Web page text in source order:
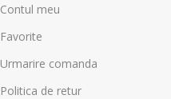
Contul meu
Favorite
Urmarire comanda
Politica de retur